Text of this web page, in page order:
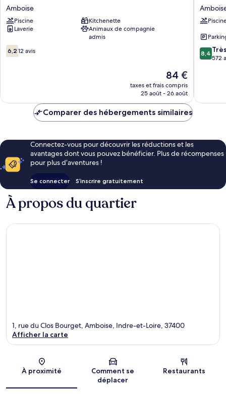
de
France
-
Domaine
d'Amboise
Amboise
Amboise
Piscine
Kitchenette
Laverie
Animaux de compagnie
admis
6.2
sur
6,2 12 avis
Le
nouveau
prix
de
84 €
taxes et frais compris
25 août - 26 août
8.4
sur
8,4
572
Comparer des hébergements similaires
Connectez-vous pour découvrir les réductions et les
avantages dont vous pouvez bénéficier. Plus de récompenses
pour plus d’aventures !
Se connecter S’inscrire gratuitement
À propos du quartier
Carte
1, rue du Clos Bourget, Amboise, Indre-et-Loire, 37400
Afficher la carte
À proximité
Comment se
déplacer
Restaurants